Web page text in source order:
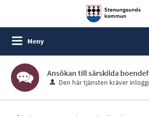
Meny
Ansökan till särskilda
Den här tjänsten kräver